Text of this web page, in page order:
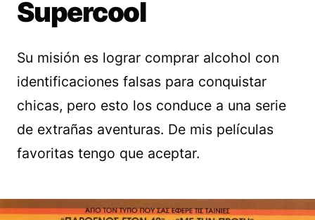
Supercool
Su misión es lograr comprar alcohol con
identificaciones falsas para conquistar
chicas, pero esto los conduce a una serie
de extrañas aventuras. De mis películas
favoritas tengo que aceptar.